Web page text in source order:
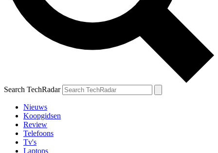
Search TechRadar
Nieuws
Koopgidsen
Review
Telefoons
Tv's
Laptops